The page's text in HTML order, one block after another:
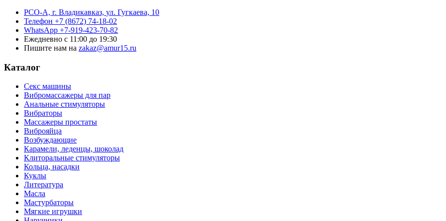
РСО-А, г. Владикавказ, ул. Гугкаева, 10
Телефон +7 (8672) 74-18-02
WhatsApp +7-919-423-70-82
Ежедневно с 11:00 до 19:30
Пишите нам на zakaz@amur15.ru
Каталог
Секс машины
Вибромассажеры для пар
Анальные стимуляторы
Вибраторы
Массажеры простаты
Виброяйца
Возбуждающие
Карамели, леденцы, шоколад
Клиторальные стимуляторы
Кольца, насадки
Куклы
Литература
Масла
Мастурбаторы
Мягкие игрушки